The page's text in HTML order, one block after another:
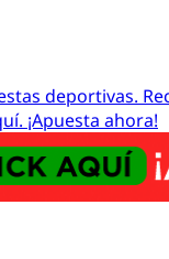
deportivas.
¡Apuesta ahora!